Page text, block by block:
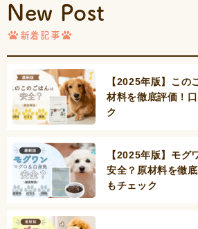
New Post
新着記事
【2025年版】この
材料を徹底評価！
ク
【2025年版】モグ
安全？原材料を徹
もチェック